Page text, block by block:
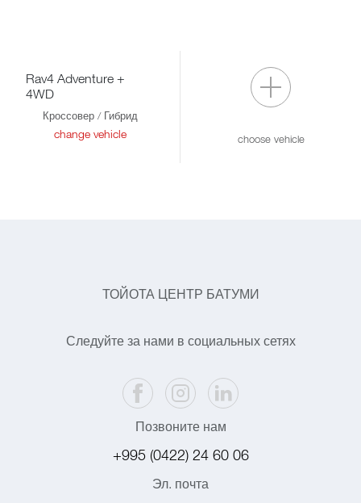
Rav4 Adventure +
4WD
Кроссовер / Гибрид
change vehicle choose vehicle
ТОЙОТА ЦЕНТР БАТУМИ
Следуйте за нами в социальных сетях
Позвоните нам
+995 (0422) 24 60 06
Эл. почта